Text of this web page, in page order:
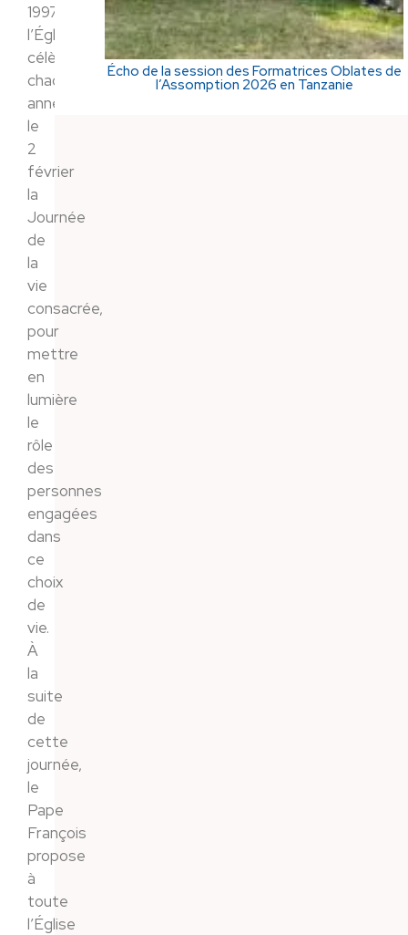
1997,
l’Église
célèbre
chaque
année
le
2
février
la
Journée
de
la
vie
consacrée,
pour
mettre
en
lumière
le
rôle
des
personnes
engagées
dans
ce
choix
de
vie.
À
la
suite
de
cette
journée,
le
Pape
François
propose
à
toute
l’Église
Écho de la session des Formatrices Oblates de
l’Assomption 2026 en Tanzanie